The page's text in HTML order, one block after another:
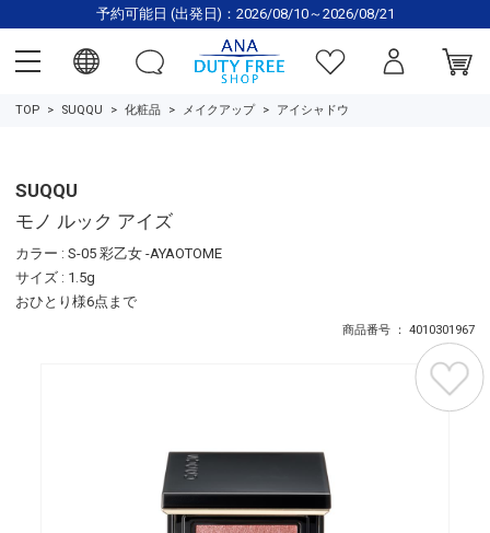
予約可能日 (出発日)：2026/08/10～2026/08/21
TOP SUQQU 化粧品 メイクアップ アイシャドウ
SUQQU
モノ ルック アイズ
カラー : S-05 彩乙女 -AYAOTOME
サイズ : 1.5g
おひとり様6点まで
商品番号 ： 4010301967